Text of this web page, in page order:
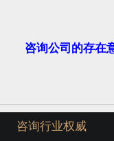
咨询公司的存在
咨询行业权威